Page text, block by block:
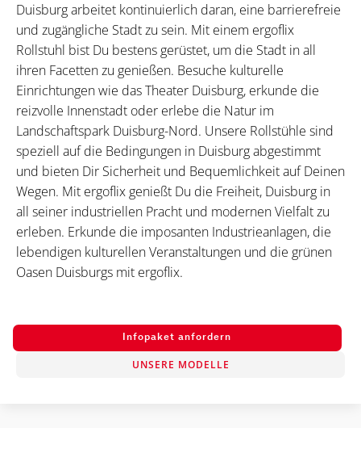
Duisburg arbeitet kontinuierlich daran, eine barrierefreie
und zugängliche Stadt zu sein. Mit einem ergoflix
Rollstuhl bist Du bestens gerüstet, um die Stadt in all
ihren Facetten zu genießen. Besuche kulturelle
Einrichtungen wie das Theater Duisburg, erkunde die
reizvolle Innenstadt oder erlebe die Natur im
Landschaftspark Duisburg-Nord. Unsere Rollstühle sind
speziell auf die Bedingungen in Duisburg abgestimmt
und bieten Dir Sicherheit und Bequemlichkeit auf Deinen
Wegen. Mit ergoflix genießt Du die Freiheit, Duisburg in
all seiner industriellen Pracht und modernen Vielfalt zu
erleben. Erkunde die imposanten Industrieanlagen, die
lebendigen kulturellen Veranstaltungen und die grünen
Oasen Duisburgs mit ergoflix.
Infopaket anfordern
UNSERE MODELLE